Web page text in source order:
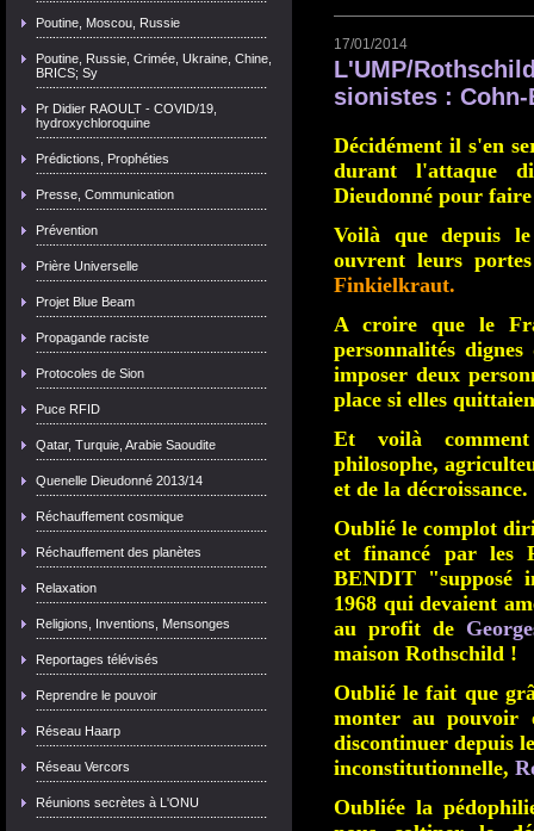
Poutine, Moscou, Russie
Poutine, Russie, Crimée, Ukraine, Chine,
BRICS; Sy
Pr Didier RAOULT - COVID/19,
hydroxychloroquine
Prédictions, Prophéties
Presse, Communication
Prévention
Prière Universelle
Projet Blue Beam
Propagande raciste
Protocoles de Sion
Puce RFID
Qatar, Turquie, Arabie Saoudite
Quenelle Dieudonné 2013/14
Réchauffement cosmique
Réchauffement des planètes
Relaxation
Religions, Inventions, Mensonges
Reportages télévisés
Reprendre le pouvoir
Réseau Haarp
Réseau Vercors
Réunions secrètes à L'ONU
17/01/2014
L'UMP/
sionistes :
Décidément il s'en
durant l'attaque
Dieudonné pour
Voilà que depuis
ouvrent leurs
Finkielkraut.
A croire que le
personnalités
imposer deux
place si elles
Et voilà
philosophe,
et de la décroissance.
Oublié le complot
et financé par les
BENDIT "supposé
1968 qui devaient
au profit de
maison Rothschild !
Oublié le fait que
monter au pouvoir
discontinuer depuis
inconstitutionnelle,
Oubliée la